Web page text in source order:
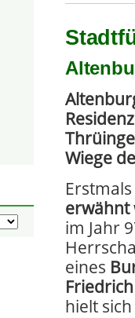
Wiege
Erstmals
erwähnt
im Jahr
eines
hielt